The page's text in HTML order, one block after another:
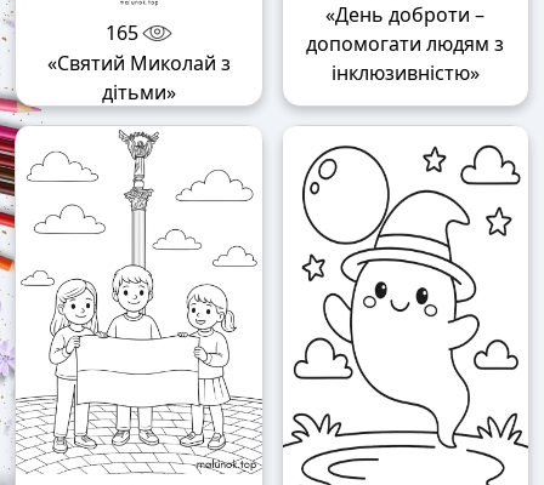
165
«Святий Миколай з
дітьми»
«День доброти –
допомогати людям з
інклюзивністю»